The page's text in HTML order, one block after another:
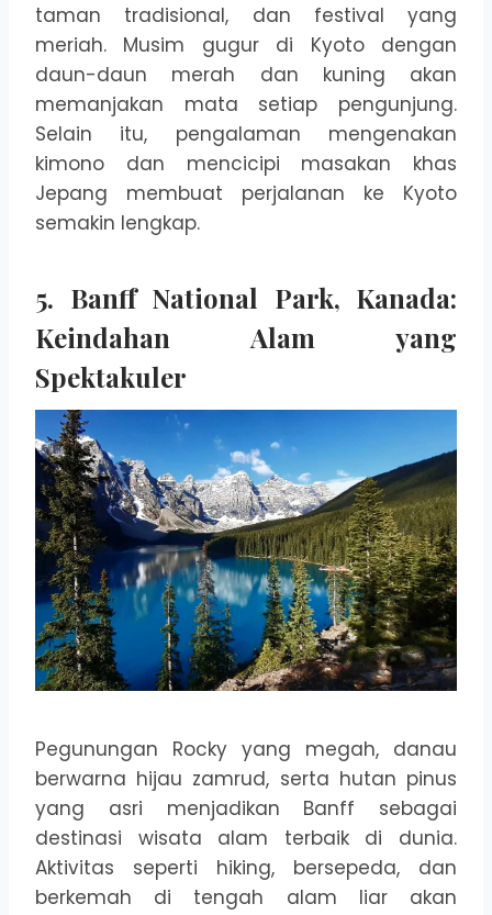
taman tradisional, dan festival yang
meriah. Musim gugur di Kyoto dengan
daun-daun merah dan kuning akan
memanjakan mata setiap pengunjung.
Selain itu, pengalaman mengenakan
kimono dan mencicipi masakan khas
Jepang membuat perjalanan ke Kyoto
semakin lengkap.
5. Banff National Park, Kanada:
Keindahan Alam yang
Spektakuler
Pegunungan Rocky yang megah, danau
berwarna hijau zamrud, serta hutan pinus
yang asri menjadikan Banff sebagai
destinasi wisata alam terbaik di dunia.
Aktivitas seperti hiking, bersepeda, dan
berkemah di tengah alam liar akan